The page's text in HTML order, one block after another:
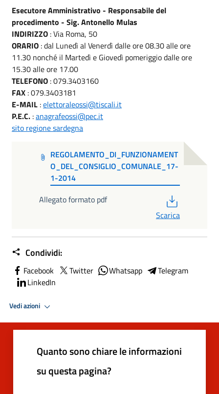
Esecutore Amministrativo - Responsabile del
procedimento - Sig. Antonello Mulas
INDIRIZZO : Via Roma, 50
ORARIO : dal Lunedì al Venerdì dalle ore 08.30 alle ore
11.30 nonché il Martedì e Giovedì pomeriggio dalle ore
15.30 alle ore 17.00
TELEFONO : 079.3403160
FAX : 079.3403181
E-MAIL :elettoraleossi@tiscali.it
P.E.C. :anagrafeossi@pec.it
sito regione sardegna
REGOLAMENTO_DI_FUNZIONAMENT
O_DEL_CONSIGLIO_COMUNALE_17-
1-2014
Allegato formato pdf
Scarica
Condividi:
Facebook Twitter Whatsapp
Telegram
LinkedIn
Vedi azioni
Quanto sono chiare le informazioni
su questa pagina?